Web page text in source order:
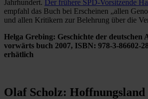
Jahrhundert. Der frühere SPD-Vorsitzende
empfahl das Buch bei Erscheinen „allen
und allen Kritikern zur Belehrung über die
Helga Grebing: Geschichte der deutschen
vorwärts buch 2007, ISBN: 978-3-86602-
erhätlich
Olaf Scholz: Hoffnungsland